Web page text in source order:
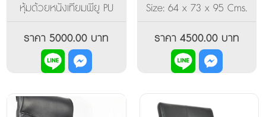
หุ้มด้วยหนังเทียมพียู PU
ตัว ดูเทห์ หรู มีสไตล์ มา
พร้อมกับความสบายเวลา
นั่งในทุกอริยบท แขนขา วัส
ทับส่วนบนด้วยวัสดุเดียว
กับกับตัว
ราคา 5000.00 บาท
Size: 64 x 73 x 95 Cms.
พร้อมทั้งที่ท้าวแขนมาใน
แบบเฉพาะหุ้มเป็นลักษณะ
นวม และขาเป็นเหล็กขึ้นรูป
ราคา 4500.00 บาท